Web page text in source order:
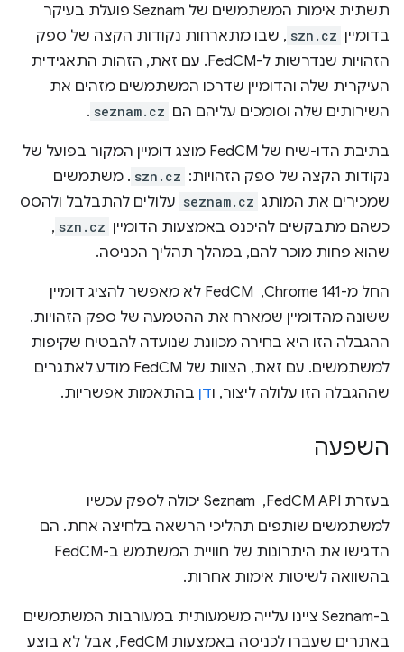
תשתית אימות המשתמשים של Seznam פועלת בעיקר
בדומיין szn.cz , שבו מתארחות נקודות הקצה של ספק
הזהויות שנדרשות ל-FedCM. עם זאת, הזהות התאגידית
העיקרית שלה והדומיין שדרכו המשתמשים מזהים את
השירותים שלה וסומכים עליהם הם seznam.cz
.
בתיבת הדו-שיח של FedCM מוצג דומיין המקור בפועל של
נקודות הקצה של ספק הזהויות: szn.cz . משתמשים
שמכירים את המותג seznam.cz עלולים להתבלבל ולהסס
כשהם מתבקשים להיכנס באמצעות הדומיין szn.cz
,
שהוא פחות מוכר להם, במהלך תהליך הכניסה.
החל מ-Chrome 141, ‏ FedCM לא מאפשר להציג דומיין
ששונה מהדומיין שמארח את ההטמעה של ספק הזהויות.
ההגבלה הזו היא בחירה מכוונת שנועדה להבטיח שקיפות
למשתמשים. עם זאת, הצוות של FedCM מודע לאתגרים
שההגבלה הזו עלולה ליצור, ודן בהתאמות אפשריות.
השפעה
בעזרת FedCM API, ‏ Seznam יכולה לספק עכשיו
למשתמשים שותפים תהליכי הרשאה בלחיצה אחת. הם
הדגישו את היתרונות של חוויית המשתמש ב-FedCM
בהשוואה לשיטות אימות אחרות.
ב-Seznam ציינו עלייה משמעותית במעורבות המשתמשים
באתרים שעברו לכניסה באמצעות FedCM, אבל לא בוצע